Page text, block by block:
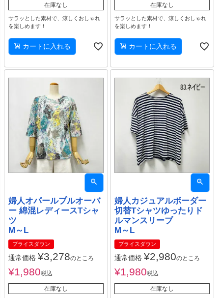
在庫なし
サラッとした素材で、涼しくおしゃれ
を楽しめます！
カートに入れる
在庫なし
サラッとした素材で、涼しくおしゃれ
を楽しめます！
カートに入れる
婦人オパールプルオーバ
ー 綿混レディースTシャ
ツ
M～L
プライスダウン
通常価格 ¥3,278のところ
¥1,980税込
在庫なし
婦人カジュアルボーダー
切替Tシャツゆったりド
ルマンスリーブ
M～L
プライスダウン
通常価格 ¥2,980のところ
¥1,980税込
在庫なし